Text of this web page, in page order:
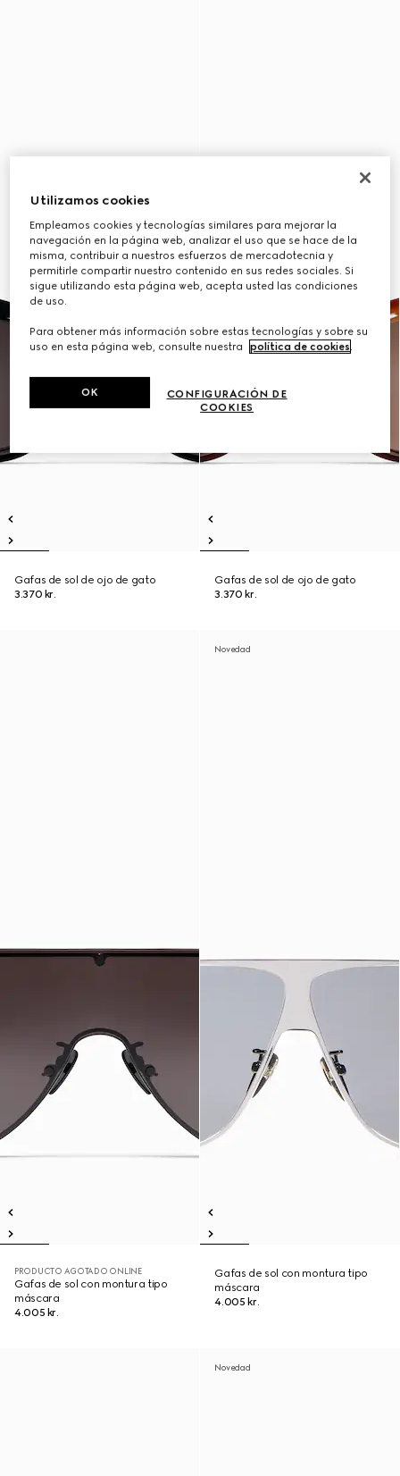
Gafas de sol de ojo de gato
3.370 kr.
Gafas de sol de ojo de gato
3.370 kr.
PRODUCTO AGOTADO ONLINE
Gafas de sol con montura tipo
máscara
4.005 kr.
Novedad
Gafas de sol con montura tipo
máscara
4.005 kr.
Novedad
Utilizamos cookies
Empleamos cookies y tecnologías similares para mejorar la
navegación en la página web, analizar el uso que se hace de la
misma, contribuir a nuestros esfuerzos de mercadotecnia y
permitirle compartir nuestro contenido en sus redes sociales. Si
sigue utilizando esta página web, acepta usted las condiciones
de uso.
Para obtener más información sobre estas tecnologías y sobre su
uso en esta página web, consulte nuestra
política de cookies.
CONFIGURACIÓN DE
COOKIES
OK